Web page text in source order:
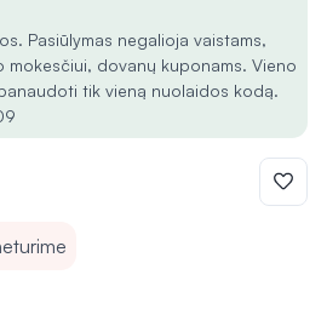
Pasiūlymas negalioja vaistams,
mokesčiui, dovanų kuponams. Vieno
tik vieną nuolaidos kodą.